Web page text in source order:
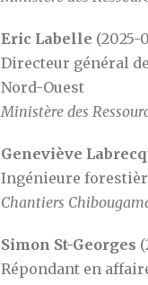
Eric Labelle (2025-
Directeur général
Nord-Ouest
Ministère des
Geneviève
Ingénieure
Chantiers
Simon St-Georges
Répondant en